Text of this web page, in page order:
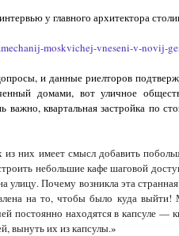
у главного архитектора
moskvichej-vneseni-v-novij-
и данные риелторов
домами, вот уличное
квартальная застройка по
них имеет смысл добавить
небольшие кафе шаговой
Почему возникла эта
на то, чтобы было куда
постоянно находятся в капсуле —
вынуть их из капсулы.»